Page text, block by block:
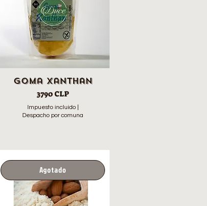
Goma Xanthan
Precio
3790 CLP
Impuesto incluido|
Despacho por comuna
Agotado